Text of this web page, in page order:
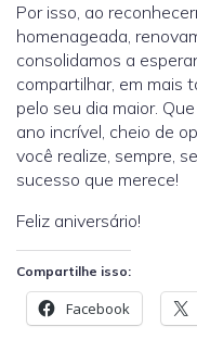
Por isso, ao
homenageada,
consolidamos a
compartilhar, em mais
pelo seu dia maior.
ano incrível, cheio de
você realize, sempre,
sucesso que merece!
Feliz aniversário!
Compartilhe isso:
Facebook